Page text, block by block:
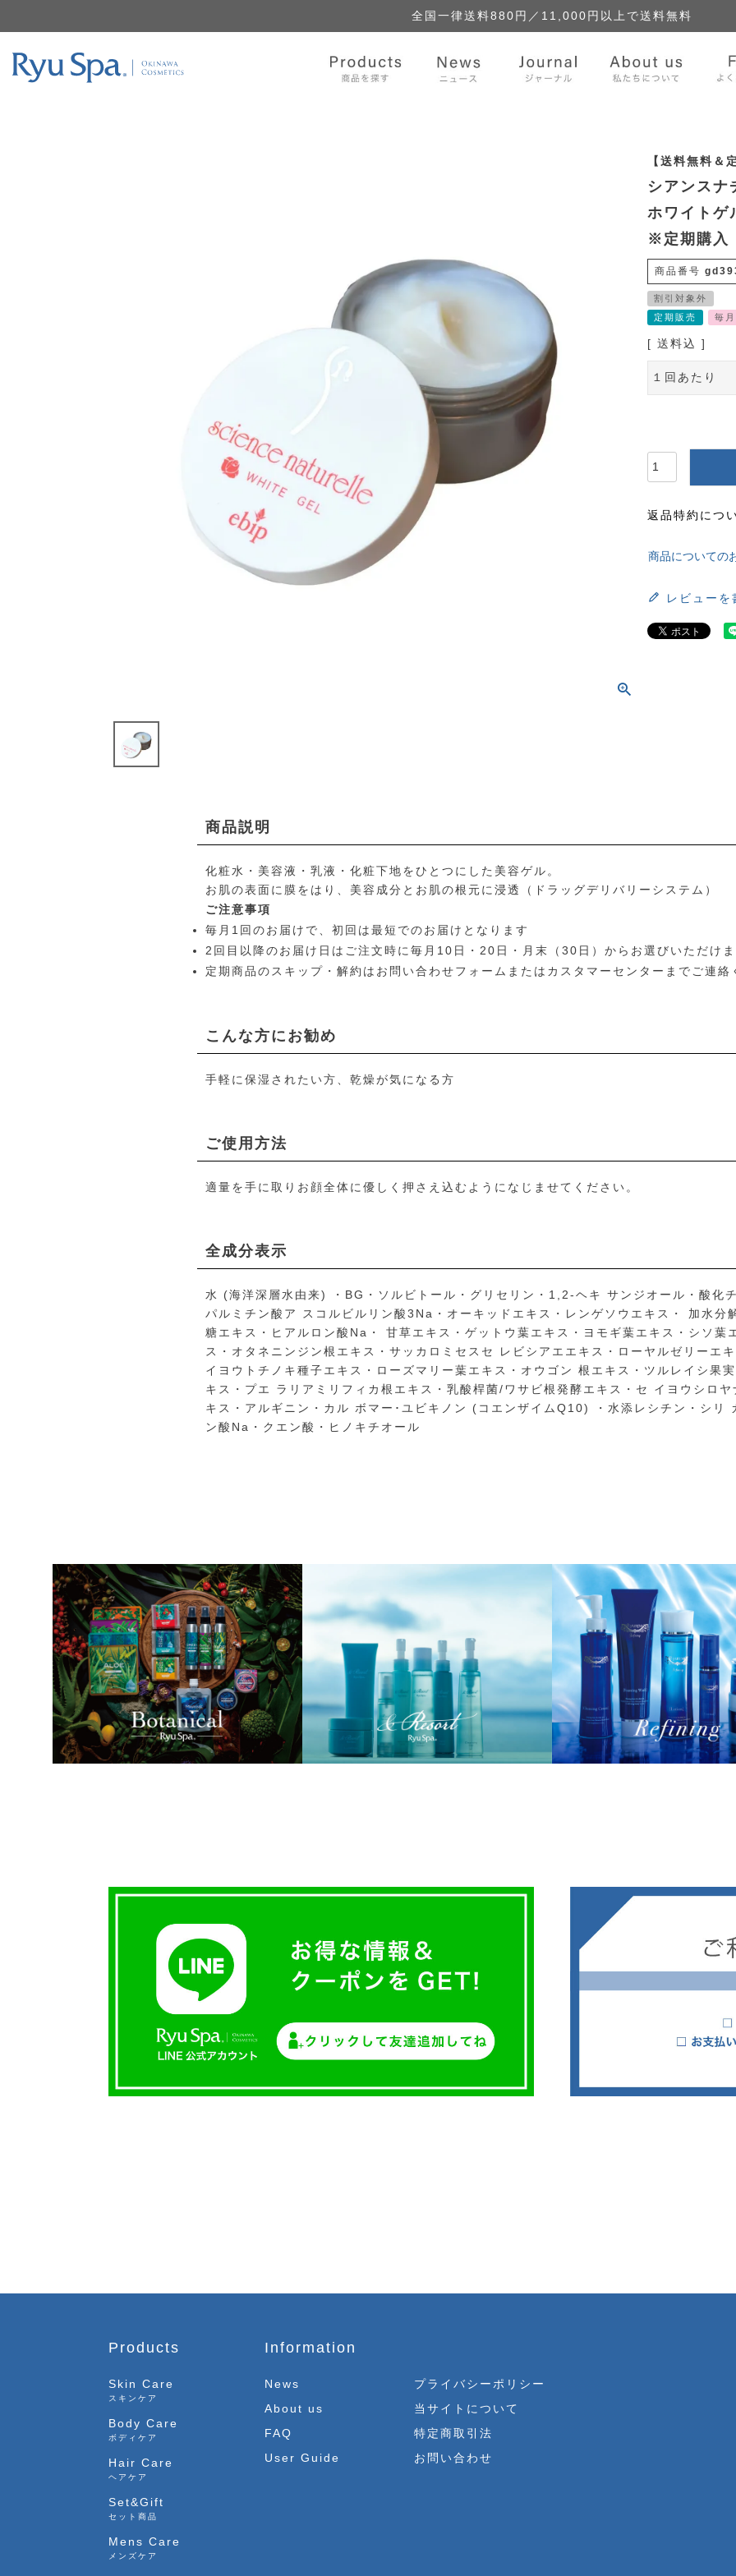
全国一律送料880円／ 11,000円以上で送料無料
【送料無料＆
シアンスナ
ホワイトゲ
※定期購入
商品番号
割引対象外
定期販売
毎月
送料込
１回あたり
返品特約につ
商品についての
レビューを
商品説明
化粧水・美容液・乳液・化粧下地をひとつにした美容ゲル。
お肌の表面に膜をはり、美容成分とお肌の根元に浸透（ドラッグデリバリーシステム）
ご注意事項
毎月1回のお届けで、初回は最短でのお届けとなります
2回目以降のお届け日はご注文時に毎月10日・20日・月末（30日）からお選びいただけま
定期商品のスキップ・解約はお問い合わせフォームまたはカスタマーセンターまでご連絡
こんな方にお勧め
手軽に保湿されたい方、乾燥が気になる方
ご使用方法
適量を手に取りお顔全体に優しく押さえ込むようになじませてください。
全成分表示
水 (海洋深層水由来) ・BG・ソルビトール・グリセリン・1,2-ヘキ サンジオール・酸化
パルミチン酸ア スコルビルリン酸3Na・オーキッドエキス・レンゲソウエキス・ 加水分
糖エキス・ヒアルロン酸Na・ 甘草エキス・ゲットウ葉エキス・ヨモギ葉エキス・シソ葉
ス・オタネニンジン根エキス・サッカロミセスセ レビシアエエキス・ローヤルゼリーエ
イヨウトチノキ種子エキス・ローズマリー葉エキス・オウゴン 根エキス・ツルレイシ果
キス・プエ ラリアミリフィカ根エキス・乳酸桿菌/ワサビ根発酵エキス・セ イヨウシロヤ
キス・アルギニン・カル ボマー･ユビキノン (コエンザイムQ10) ・水添レシチン・シリ
ン酸Na・クエン酸・ヒノキチオール
Products
Skin Care
スキンケア
Body Care
ボディケア
Hair Care
ヘアケア
Set&Gift
セット商品
Mens Care
メンズケア
Information
News
About us
FAQ
User Guide
プライバシーポリシー
当サイトについて
特定商取引法
お問い合わせ